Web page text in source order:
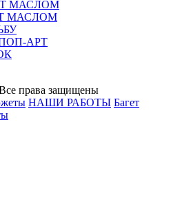
МАСЛОМ
МАСЛОМ
АРТ
права защищены
НАШИ РАБОТЫ Багет